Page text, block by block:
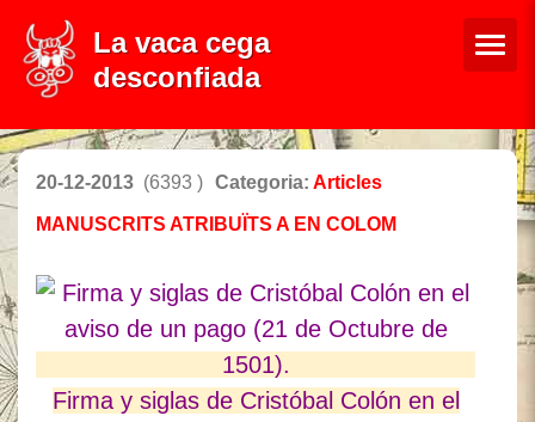
La vaca cega
desconfiada
20-12-2013 (6393 ) Categoria: Articles
MANUSCRITS ATRIBUÏTS A EN COLOM
Firma y siglas de Cristóbal Colón en el